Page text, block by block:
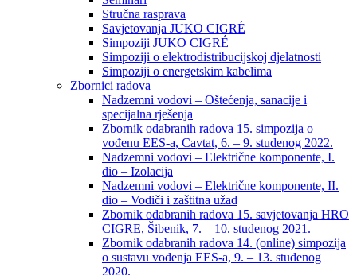
Stručna rasprava​
Savjetovanja JUKO CIGRÉ
Simpoziji JUKO CIGRÉ
Simpoziji o elektrodistribucijskoj djelatnosti
Simpoziji o energetskim kabelima
Zbornici radova
Nadzemni vodovi – Oštećenja, sanacije i
specijalna rješenja
Zbornik odabranih radova 15. simpozija o
vođenu EES-a, Cavtat, 6. – 9. studenog 2022.
Nadzemni vodovi – Električne komponente, I.
dio – Izolacija
Nadzemni vodovi – Električne komponente, II.
dio – Vodiči i zaštitna užad
Zbornik odabranih radova 15. savjetovanja HRO
CIGRE, Šibenik, 7. – 10. studenog 2021.
Zbornik odabranih radova 14. (online) simpozija
o sustavu vođenja EES-a, 9. – 13. studenog
2020.